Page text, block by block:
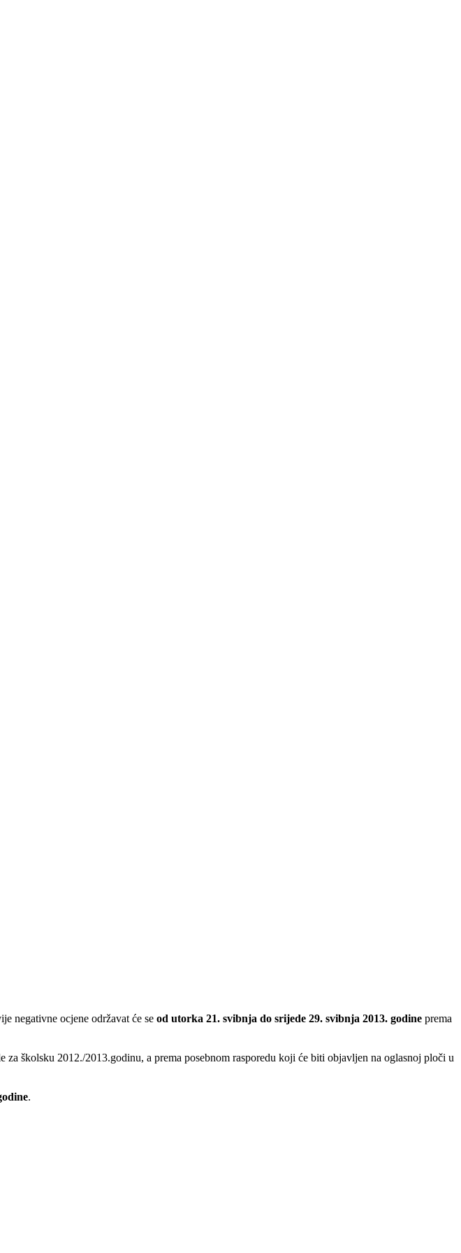
negativne ocjene održavat će se od utorka 21. svibnja do srijede 29. svibnja 2013. godine prema
za školsku 2012./2013.godinu, a prema posebnom rasporedu koji će biti objavljen na oglasnoj ploči u
.